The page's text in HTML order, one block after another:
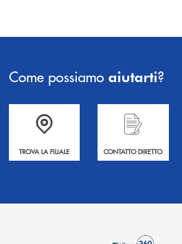
Come possiamo aiutarti?
Accedi all' elenco completo delle filiali .
TROVA LA FILIALE
Hai bisogno di
CONTATTO DIRETTO